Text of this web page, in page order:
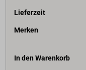
Lieferzeit
Merken
In den Warenkorb